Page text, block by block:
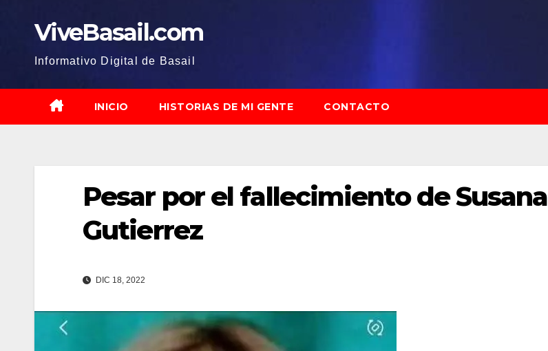
ViveBasail.com
Informativo Digital de Basail
INICIO HISTORIAS DE MI GENTE CONTACTO
Pesar por el fallecimiento de Susana
Gutierrez
DIC 18, 2022